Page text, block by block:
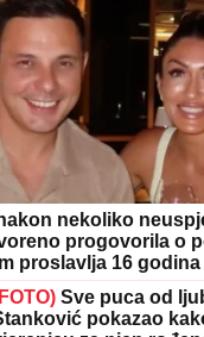
nekoliko
progovorila o
proslavlja 16
Sve puca od
pokazao